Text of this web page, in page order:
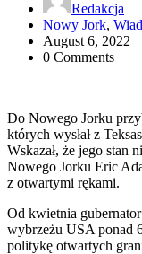
Redakcja
Nowy Jork,
August 6, 2022
0 Comments
Do Nowego Jorku
których wysłał z
Wskazał, że jego stan
Nowego Jorku Eric
z otwartymi rękami.
Od kwietnia gubernator
wybrzeżu USA ponad
politykę otwartych